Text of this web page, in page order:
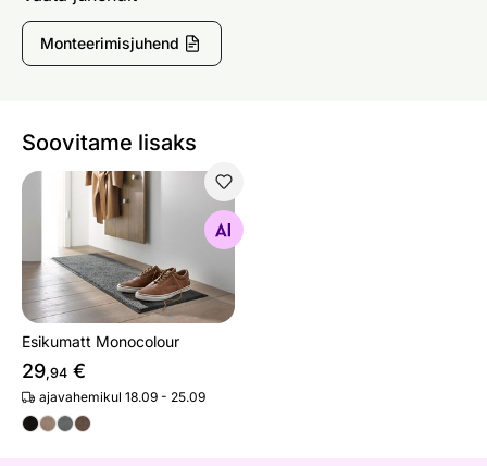
Monteerimisjuhend
Soovitame lisaks
Esikumatt Monocolour
Esikumatt Monocolour
29,94 €
ajavahemikul 18.09 - 25.09